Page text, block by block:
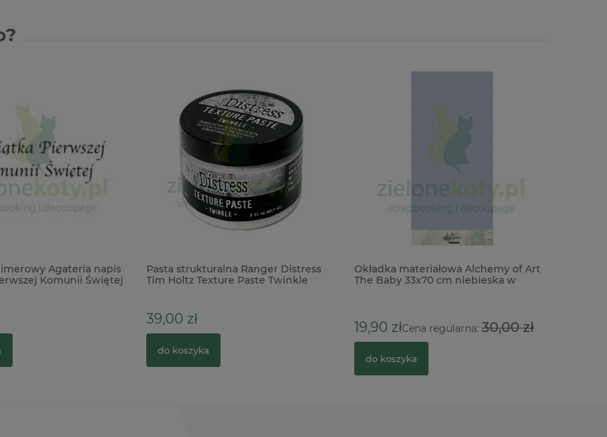
Agateria napis
Komunii Świętej
Pasta strukturalna Ranger Distress
Tim Holtz Texture Paste Twinkle
39,00 zł
do koszyka
Okładka materiałowa Alchemy of Art
The Baby 33x70 cm niebieska w
19,90 złCena regularna:30,00 zł
do koszyka